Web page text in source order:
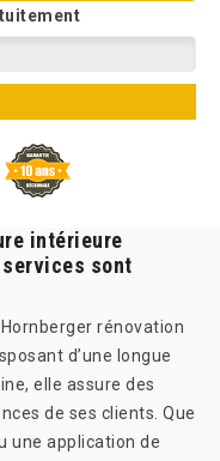
intérieure
sont
Hornberger rénovation
d’une longue
elle assure des
de ses clients. Que
une application de